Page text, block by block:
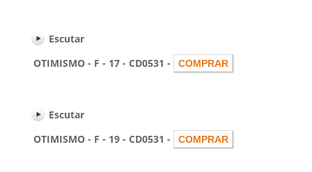
Escutar
OTIMISMO - F - 17 - CD0531 -
Escutar
OTIMISMO - F - 19 - CD0531 -